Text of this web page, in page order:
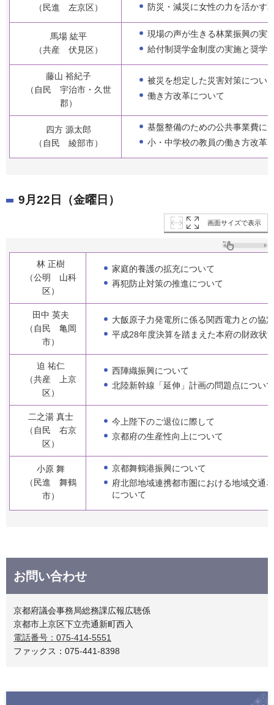
（民進 左京区）
防災・減災に女性の力を活かす
馬場 紘平
（共産 伏見区）
現場の声が生きる林業振興の実
給付制奨学金制度の実施と奨学
藤山 裕紀子
（自民 宇治市・久世
郡）
被災を想定した災害対策につい
働き方改革について
四方 源太郎
（自民 綾部市）
基盤整備のための公共事業費に
小・中学校の教員の働き方改革
9月22日（金曜日）
画面サイズで表示
林 正樹
（公明 山科
区）
家庭的養護の拡充について
再犯防止対策の推進について
田中 英夫
（自民 亀岡
市）
大飯原子力発電所に係る関西電力との協
平成28年度決算を踏まえた本府の財政状
迫 祐仁
（共産 上京
区）
西陣織振興について
北陸新幹線「延伸」計画の問題点について
二之湯 真士
（自民 右京
区）
今上陛下のご退位に際して
京都府の生産性向上について
小原 舞
（民進 舞鶴
市）
京都舞鶴港振興について
府北部地域連携都市圏における地域交通
について
お問い合わせ
京都府議会事務局総務課広報広聴係
京都市上京区下立売通新町西入
電話番号：075-414-5551
ファックス：075-441-8398